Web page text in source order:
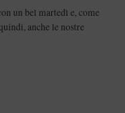
un bel martedì e, come
anche le nostre